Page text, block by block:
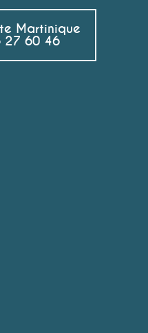
Martinique
27 60 46